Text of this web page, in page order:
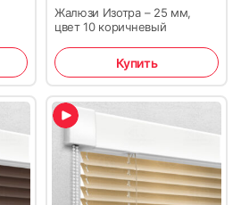
Жалюзи Изотра – 25 мм,
цвет 10 коричневый
Купить